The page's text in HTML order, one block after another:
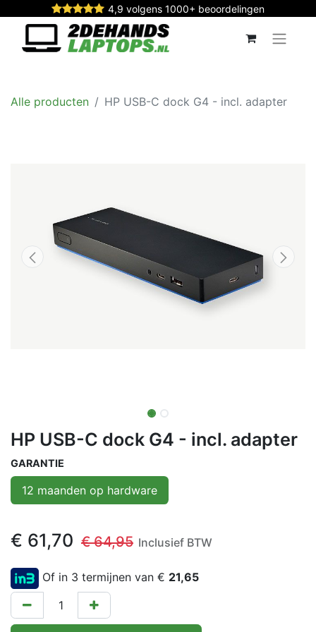
4,9 volgens 1000+ beoordelingen
Alle producten HP USB-C dock G4 - incl. adapter
HP USB-C dock G4 - incl. adapter
GARANTIE
12 maanden op hardware
€ 61,70 €64,95 Inclusief BTW
Of in 3 termijnen van € 21,65